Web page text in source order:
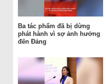
Ba tác phẩm đã bị dừng
phát hành vì sợ ảnh hưởng
đến Đảng